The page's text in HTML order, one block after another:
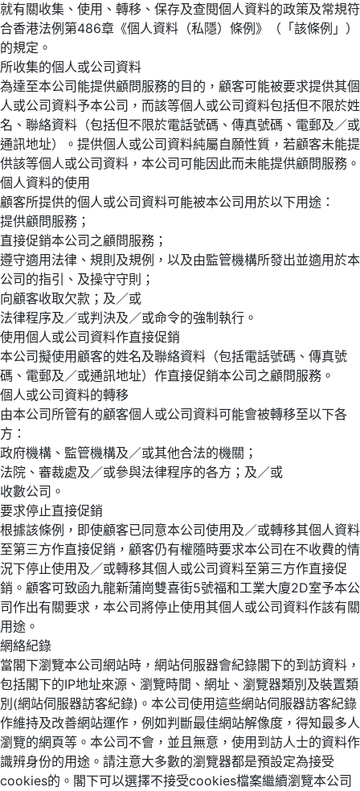
就有關收集、使用、轉移、保存及查閱個人資料的政策及常規符
合香港法例第486章《個人資料（私隱）條例》（「該條例」）
的規定。
所收集的個人或公司資料
為達至本公司能提供顧問服務的目的，顧客可能被要求提供其個
人或公司資料予本公司，而該等個人或公司資料包括但不限於姓
名、聯絡資料（包括但不限於電話號碼、傳真號碼、電郵及／或
通訊地址）。提供個人或公司資料純屬自願性質，若顧客未能提
供該等個人或公司資料，本公司可能因此而未能提供顧問服務。
個人資料的使用
顧客所提供的個人或公司資料可能被本公司用於以下用途：
提供顧問服務；
直接促銷本公司之顧問服務；
遵守適用法律、規則及規例，以及由監管機構所發出並適用於本
公司的指引、及操守守則；
向顧客收取欠款；及／或
法律程序及／或判決及／或命令的強制執行。
使用個人或公司資料作直接促銷
本公司擬使用顧客的姓名及聯絡資料（包括電話號碼、傳真號
碼、電郵及／或通訊地址）作直接促銷本公司之顧問服務。
個人或公司資料的轉移
由本公司所管有的顧客個人或公司資料可能會被轉移至以下各
方：
政府機構、監管機構及／或其他合法的機關；
法院、審裁處及／或參與法律程序的各方；及／或
收數公司。
要求停止直接促銷
根據該條例，即使顧客已同意本公司使用及／或轉移其個人資料
至第三方作直接促銷，顧客仍有權隨時要求本公司在不收費的情
況下停止使用及／或轉移其個人或公司資料至第三方作直接促
銷。顧客可致函九龍新蒲崗雙喜街5號福和工業大廈2D室予本公
司作出有關要求，本公司將停止使用其個人或公司資料作該有關
用途。
網絡紀錄
當閣下瀏覽本公司網站時，網站伺服器會紀錄閣下的到訪資料，
包括閣下的IP地址來源、瀏覽時間、網址、瀏覽器類別及裝置類
別(網站伺服器訪客紀錄)。本公司使用這些網站伺服器訪客紀錄
作維持及改善網站運作，例如判斷最佳網站解像度，得知最多人
瀏覽的網頁等。本公司不會，並且無意，使用到訪人士的資料作
識辨身份的用途。請注意大多數的瀏覽器都是預設定為接受
cookies的。閣下可以選擇不接受cookies檔案繼續瀏覽本公司